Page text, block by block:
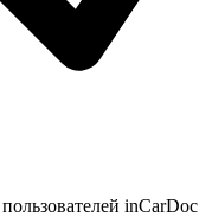
inCarDoc